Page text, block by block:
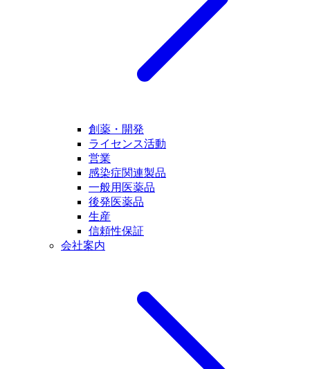
創薬・開発
ライセンス活動
営業
感染症関連製品
一般用医薬品
後発医薬品
生産
信頼性保証
会社案内